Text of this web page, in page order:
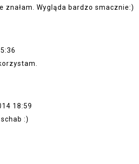
znałam. Wygląda bardzo smacznie:)
18:59
:)